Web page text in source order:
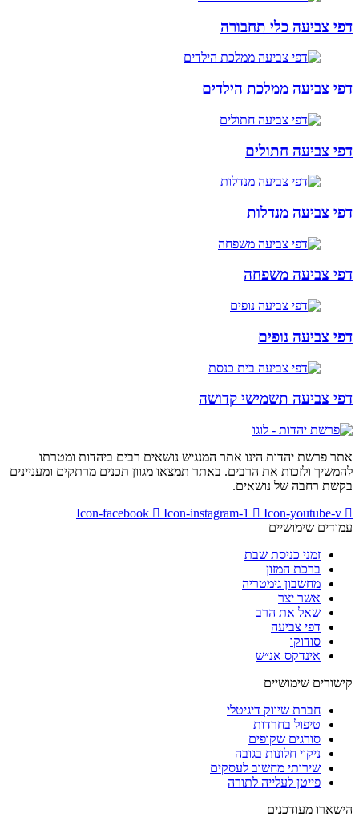
דפי צביעה כלי תחבורה
דפי צביעה ממלכת הילדים
דפי צביעה חתולים
דפי צביעה מנדלות
דפי צביעה משפחה
דפי צביעה נופים
דפי צביעה תשמישי קדושה
אתר פרשת יהדות הינו אתר המנגיש נושאים רבים ביהדות ומטרתו
להמשיך ולזכות את הרבים. באתר תמצאו מגוון תכנים מרתקים ומעניינים
בקשת רחבה של נושאים.
Icon-facebook
Icon-instagram-1
Icon-youtube-v
עמודים שימושיים
זמני כניסת שבת
ברכת המזון
מחשבון גימטריה
אשר יצר
שאל את הרב
דפי צביעה
סודוקו
אינדקס אנ״ש
קישורים שימושיים
חברת שיווק דיגיטלי
טיפול בחרדות
סורגים שקופים
ניקוי חלונות בגובה
שירותי מחשוב לעסקים
פייטן לעלייה לתורה
הישארו מעודכנים